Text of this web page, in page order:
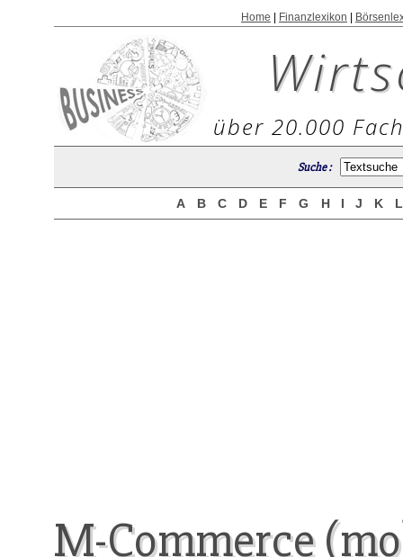
Home Finanzlexikon
über 20.000
Suche :
A B C D E F G H I J K
M-Commerce